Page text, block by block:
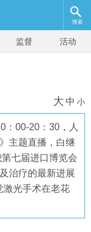
搜索
监督 活动
大 中 小
：00-20：30，人
主题直播，白继
七届进口博览会
治疗的最新进展
激光手术在老花